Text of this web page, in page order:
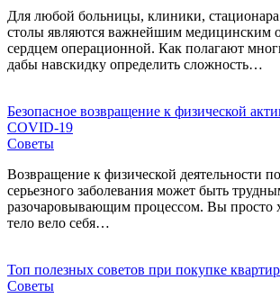
Для любой больницы, клиники,
столы являются важнейшим медицинским
сердцем операционной. Как полагают
дабы навскидку определить сложность…
Безопасное возвращение к физической
COVID-19
Советы
Возвращение к физической деятельности
серьезного заболевания может быть
разочаровывающим процессом. Вы просто
тело вело себя…
Топ полезных советов при покупке
Советы